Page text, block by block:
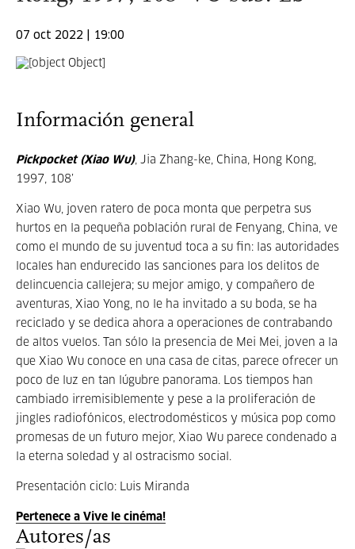
07 oct 2022 | 19:00
Información general
Pickpocket (Xiao Wu), Jia Zhang-ke, China, Hong Kong,
1997, 108’
Xiao Wu, joven ratero de poca monta que perpetra sus
hurtos en la pequeña población rural de Fenyang, China, ve
como el mundo de su juventud toca a su fin: las autoridades
locales han endurecido las sanciones para los delitos de
delincuencia callejera; su mejor amigo, y compañero de
aventuras, Xiao Yong, no le ha invitado a su boda, se ha
reciclado y se dedica ahora a operaciones de contrabando
de altos vuelos. Tan sólo la presencia de Mei Mei, joven a la
que Xiao Wu conoce en una casa de citas, parece ofrecer un
poco de luz en tan lúgubre panorama. Los tiempos han
cambiado irremisiblemente y pese a la proliferación de
jingles radiofónicos, electrodomésticos y música pop como
promesas de un futuro mejor, Xiao Wu parece condenado a
la eterna soledad y al ostracismo social .
Presentación ciclo: Luis Miranda
Pertenece a Vive le cinéma!
Autores/as